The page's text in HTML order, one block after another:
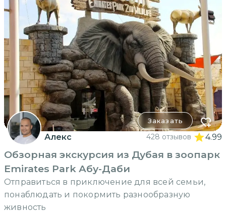
Заказать
Алекс 428 отзывов 4.99
Обзорная экскурсия из Дубая в зоопарк
Emirates Park Абу-Даби
Отправиться в приключение для всей семьи,
понаблюдать и покормить разнообразную
живность